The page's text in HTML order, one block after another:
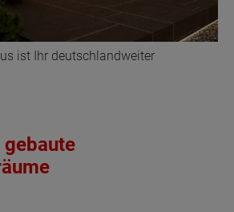
ist Ihr deutschlandweiter
gebaute